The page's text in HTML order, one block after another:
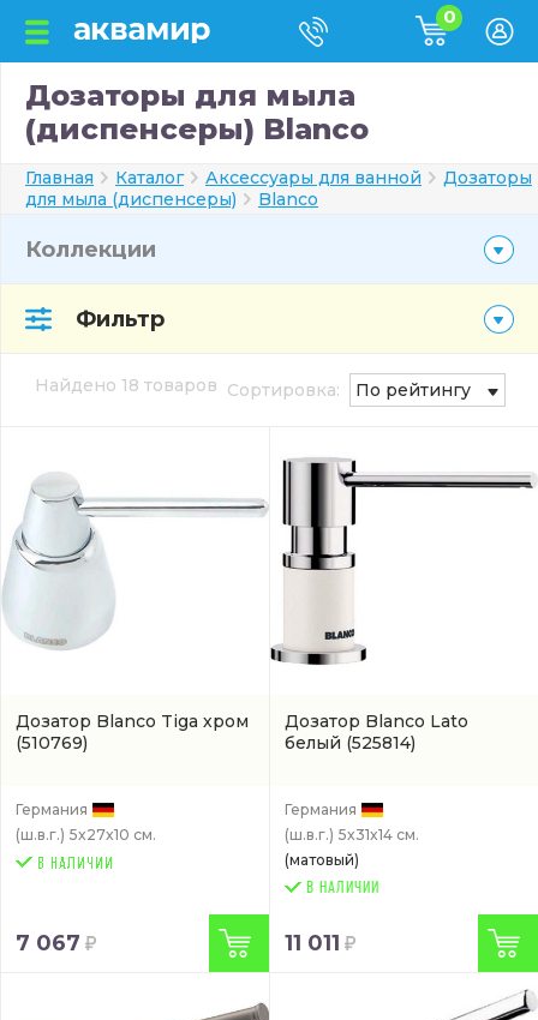
0
Дозаторы для мыла
(диспенсеры) Blanco
Главная Каталог Аксессуары для ванной
Дозаторы
для мыла (диспенсеры)
Blanco
Коллекции
Фильтр
Найдено 18 товаров Сортировка: По рейтингу
Дозатор Blanco Tiga хром
(510769)
Германия
(ш.в.г.) 5x27x10 см.
7 067
Дозатор Blanco Lato
белый (525814)
Германия
(ш.в.г.) 5x31x14 см.
(матовый)
В НАЛИЧИИ
11 011